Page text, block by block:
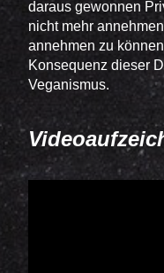
daraus gewonnen
nicht mehr
annehmen zu
Konsequenz dieser
Veganismus.